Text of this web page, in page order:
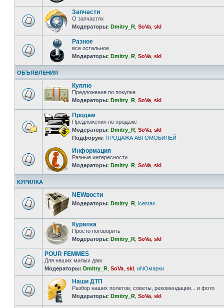
Запчасти
О запчастях
Модераторы: Dmitry_R SoVa skl
Разное
все остальное
Модераторы: Dmitry_R SoVa skl
ОБЪЯВЛЕНИЯ
Куплю
Предложения по покупке
Модераторы: Dmitry_R SoVa skl
Продам
Предложения по продаже
Модераторы: Dmitry_R SoVa skl
Подфорум: ПРОДАЖА АВТОМОБИЛЕЙ
Информация
Разные интересности
Модераторы: Dmitry_R SoVa skl
КУРИЛКА
NEWвости
Модераторы: Dmitry_R icestas
Курилка
Просто поговорить
Модераторы: Dmitry_R SoVa skl
POUR FEMMES
Для наших милых дам
Модераторы: Dmitry_R SoVa skl иNOмарки
Наши ДТП
Разбор наших полетов, советы, рекомендации... и фото
Модераторы: Dmitry_R SoVa skl